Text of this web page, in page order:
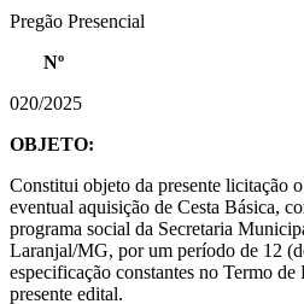
Pregão Presencial
Nº
020/2025
OBJETO:
Constitui objeto da presente licitação
eventual aquisição de Cesta Básica,
programa social da Secretaria
Laranjal/MG, por um período de 12
especificação constantes no Termo
presente edital.